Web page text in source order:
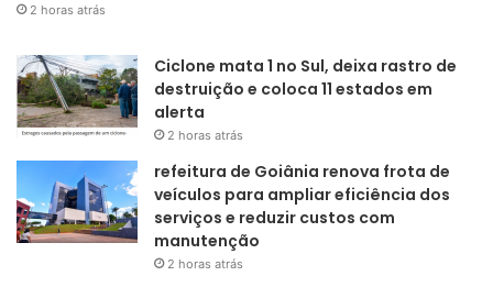
2 horas atrás
Ciclone mata 1 no Sul, deixa rastro de
destruição e coloca 11 estados em
alerta
2 horas atrás
refeitura de Goiânia renova frota de
veículos para ampliar eficiência dos
serviços e reduzir custos com
manutenção
2 horas atrás